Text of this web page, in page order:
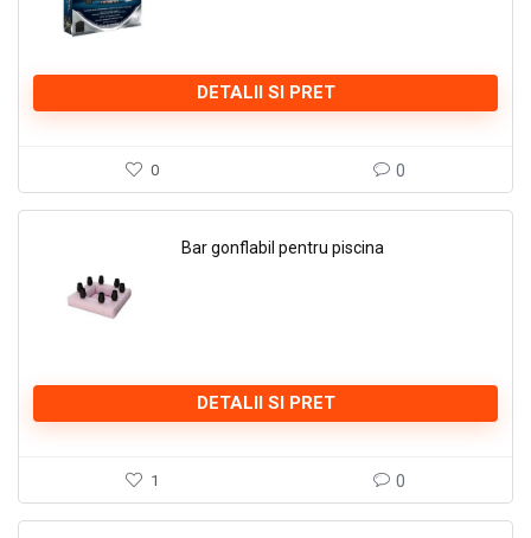
DETALII SI PRET
0 0
Bar gonflabil pentru piscina
DETALII SI PRET
1 0